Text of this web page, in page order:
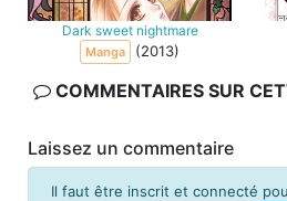
Dark sweet nightmare
Manga (2013)
COMMENTAIRES SUR
Laissez un commentaire
Il faut être inscrit et connecté